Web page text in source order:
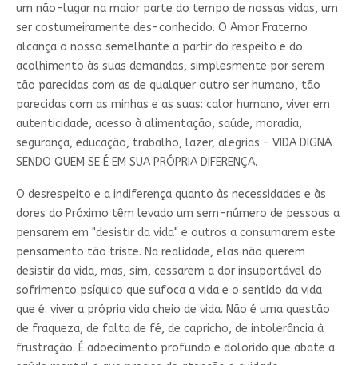
um não-lugar na maior parte do tempo de nossas vidas, um
ser costumeiramente des-conhecido. O Amor Fraterno
alcança o nosso semelhante a partir do respeito e do
acolhimento às suas demandas, simplesmente por serem
tão parecidas com as de qualquer outro ser humano, tão
parecidas com as minhas e as suas: calor humano, viver em
autenticidade, acesso à alimentação, saúde, moradia,
segurança, educação, trabalho, lazer, alegrias – VIDA DIGNA
SENDO QUEM SE É EM SUA PRÓPRIA DIFERENÇA.
O desrespeito e a indiferença quanto às necessidades e às
dores do Próximo têm levado um sem-número de pessoas a
pensarem em "desistir da vida" e outros a consumarem este
pensamento tão triste. Na realidade, elas não querem
desistir da vida, mas, sim, cessarem a dor insuportável do
sofrimento psíquico que sufoca a vida e o sentido da vida
que é: viver a própria vida cheio de vida. Não é uma questão
de fraqueza, de falta de fé, de capricho, de intolerância à
frustração. É adoecimento profundo e dolorido que abate a